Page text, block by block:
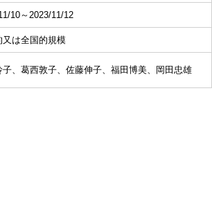
10～2023/11/12
又は全国的規模
子、葛西敦子、佐藤伸子、福田博美、岡田忠雄